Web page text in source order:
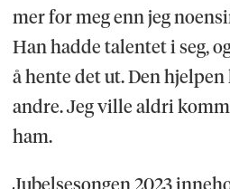
mer for meg enn jeg
Han hadde talentet i seg,
å hente det ut. Den
andre. Jeg ville aldri
ham.